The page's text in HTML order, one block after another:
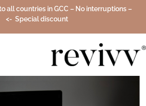
all countries in GCC – No interruptions –
Special discount ->
تخفيض!